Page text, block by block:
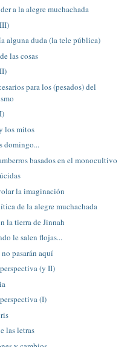
a la alegre muchachada
alguna duda (la tele pública)
las cosas
para los (pesados) del
los mitos
domingo...
basados en el monocultivo
la imaginación
de la alegre muchachada
la tierra de Jinnah
le salen flojas...
no pasarán aquí
(y II)
(I)
las letras